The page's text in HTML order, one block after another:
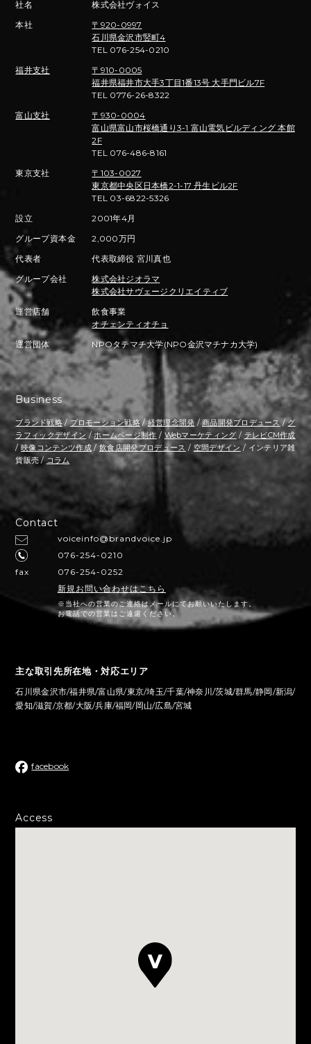
社名
株式会社ヴォイス
本社
〒920-0997
石川県金沢市竪町4
TEL 076-254-0210
福井支社
〒910-0005
福井県福井市大手3丁目1番13号 大手門ビル7F
TEL 0776-26-8322
富山支社
〒930-0004
富山県富山市桜橋通り3-1 富山電気ビルディング 本館
2F
TEL 076-486-8161
東京支社
〒103-0027
東京都中央区日本橋2-1-17 丹生ビル2F
TEL 03-6822-5326
設立
2001年4月
グループ資本金
2,000万円
代表者
代表取締役 宮川真也
グループ会社
株式会社ジオラマ
株式会社サヴェージクリエイティブ
運営店舗
飲食事業
オチェンティオチョ
運営団体
NPOタテマチ大学(NPO金沢マチナカ大学)
Business
ブランド戦略/プロモーション戦略/経営理念開発 /商品開発プロデュース /グ
ラフィックデザイン / ホームページ制作 / Webマーケティング / テレビCM作成
/ 映像コンテンツ作成 / 飲食店開発プロデュース / 空間デザイン / インテリア雑
貨販売 / コラム
Contact
voiceinfo@brandvoice.jp
076-254-0210
fax
076-254-0252
新規お問い合わせはこちら
※当社への営業のご連絡はメールにてお願いいたします。
お電話での営業はご遠慮ください。
主な取引先所在地・対応エリア
石川県金沢市/福井県/富山県/東京/埼玉/千葉/神奈川/茨城/群馬/静岡/新潟/
愛知/滋賀/京都/大阪/兵庫/福岡/岡山/広島/宮城
facebook
Access